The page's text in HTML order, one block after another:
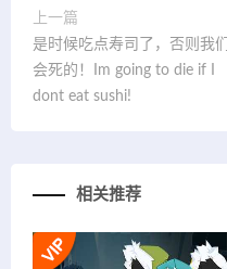
上一篇
是时候吃点寿司了，否则我们
会死的！Im going to die if I
dont eat sushi!
相关推荐